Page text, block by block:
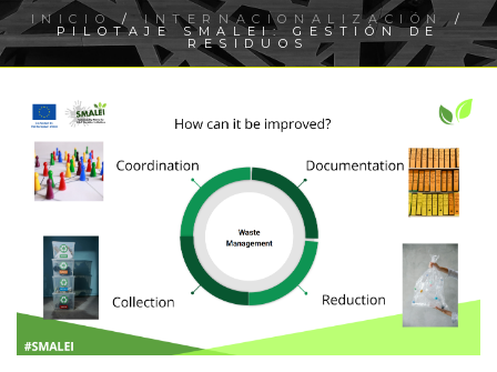
INICIO/INTERNACIONALIZACIÓN /
PILOTAJE SMALEI: GESTIÓN DE
RESIDUOS